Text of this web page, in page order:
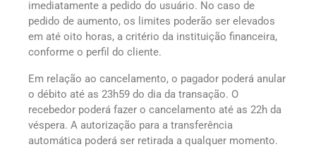
imediatamente a pedido do usuário. No caso de
pedido de aumento, os limites poderão ser elevados
em até oito horas, a critério da instituição financeira,
conforme o perfil do cliente.
Em relação ao cancelamento, o pagador poderá anular
o débito até as 23h59 do dia da transação. O
recebedor poderá fazer o cancelamento até as 22h da
véspera. A autorização para a transferência
automática poderá ser retirada a qualquer momento.